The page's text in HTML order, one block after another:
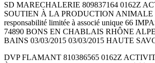
SD MARECHALERIE 809837164 0162Z
SOUTIEN À LA PRODUCTION ANIMALE
responsabilité limitée à associé unique 66
74890 BONS EN CHABLAIS RHÔNE
BAINS 03/03/2015 03/03/2015 HAUTE
DVP FLAMANT 810386565 0162Z